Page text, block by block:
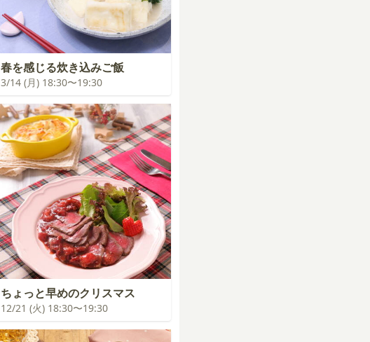
春を感じる炊き込みご飯
3/14 (月) 18:30〜19:30
ちょっと早めのクリスマス
12/21 (火) 18:30〜19:30